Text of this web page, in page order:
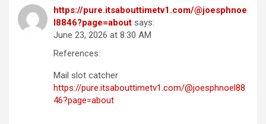
https://pure.itsabouttimetv1.com/@joesphnoe
l8846?page=about says:
June 23, 2026 at 8:30 AM
References:
Mail slot catcher
https://pure.itsabouttimetv1.com/@joesphnoel88
46?page=about